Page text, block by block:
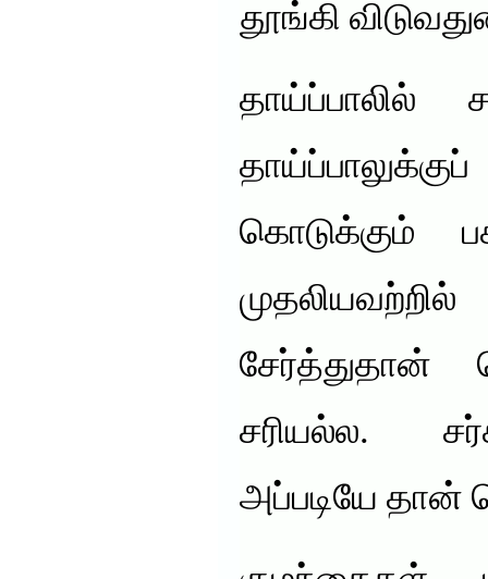
தூங்கி
தாய்ப்பாலில்
கொடுக்கும்
சேர்த்துதான்
சரியல்ல.
அப்படியே